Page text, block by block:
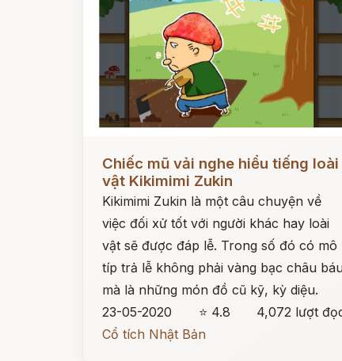
Đọc ngay
Chiếc mũ vải nghe hiểu tiếng loài
vật Kikimimi Zukin
Kikimimi Zukin là một câu chuyện về
việc đối xử tốt với người khác hay loài
vật sẽ được đáp lễ. Trong số đó có mô
típ trả lễ không phải vàng bạc châu
mà là những món đồ cũ kỹ, kỳ diệu.
23-05-2020
⭐ 4.8
4,072 lượt
Cổ tích Nhật Bản